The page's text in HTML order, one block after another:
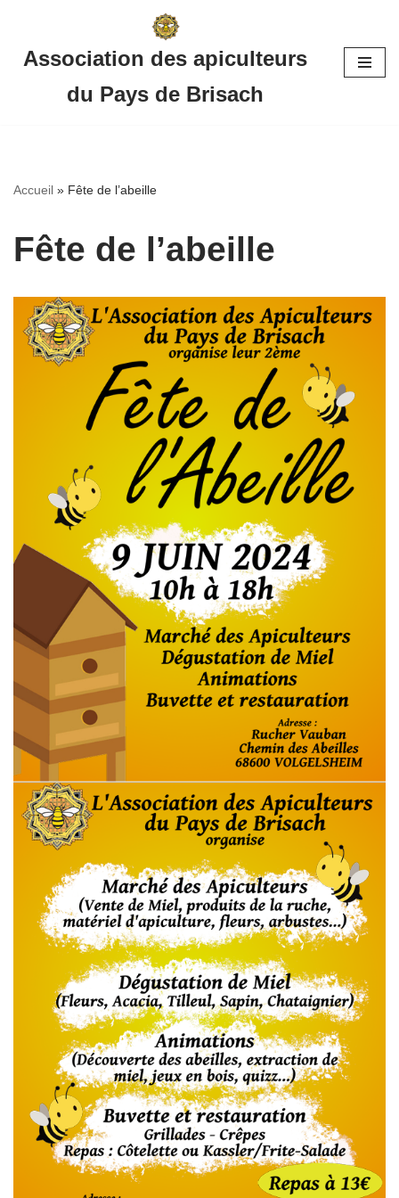
Aller
Association des apiculteurs
du Pays de Brisach
Accueil » Fête de l’abeille
Fête de l’abeille